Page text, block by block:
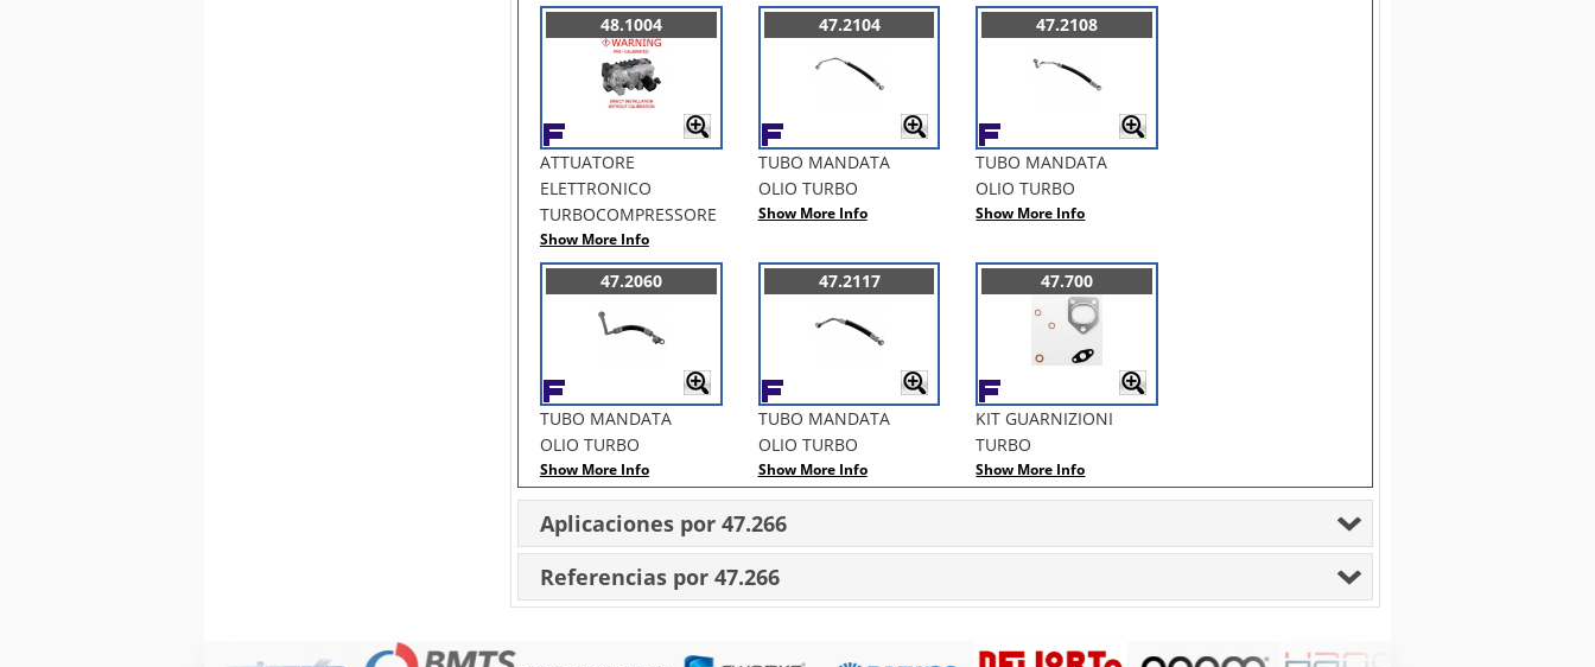
48.1004
ATTUATORE
ELETTRONICO
TURBOCOMPRESSORE
Show More Info
47.2104
TUBO MANDATA
OLIO TURBO
Show More Info
47.2108
TUBO MANDATA
OLIO TURBO
Show More Info
47.2060
TUBO MANDATA
OLIO TURBO
Show More Info
47.2117
TUBO MANDATA
OLIO TURBO
Show More Info
47.700
KIT GUARNIZIONI
TURBO
Show More Info
Aplicaciones por 47.266
Referencias por 47.266